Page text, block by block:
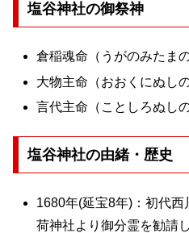
塩谷神社の御祭神
倉稲魂命（うがのみたま
大物主命（おおくにぬし
言代主命（ことしろぬし
塩谷神社の由緒・歴史
1680年(延宝8年)：初代
荷神社より御分霊を勧請